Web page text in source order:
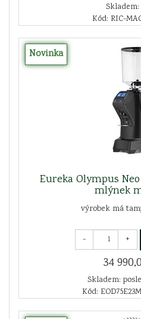
Skladem:
Kód: RIC-
Novinka
Eureka Olympus
mlýnek
výrobek má
- +
34
Skladem:
Kód: